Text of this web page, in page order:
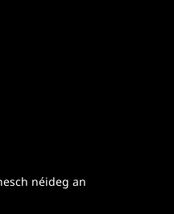
néideg an